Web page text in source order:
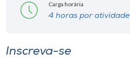
Carga horária
4 horas por atividade
Inscreva-se